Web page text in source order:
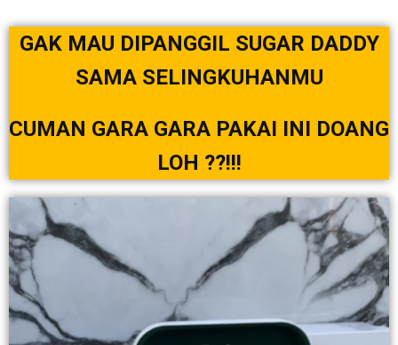
GAK MAU DIPANGGIL SUGAR DADDY
SAMA SELINGKUHANMU
CUMAN GARA GARA PAKAI INI DOANG
LOH ??!!!